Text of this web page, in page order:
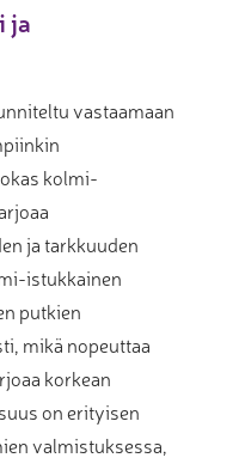
ja
vastaamaan
kolmi-
ja tarkkuuden
istukkainen
putkien
mikä nopeuttaa
korkean
on erityisen
valmistuksessa,